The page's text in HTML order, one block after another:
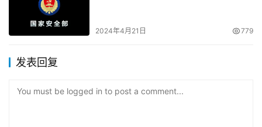
2024年4月21日 779
发表回复
You must be logged in to post a comment...